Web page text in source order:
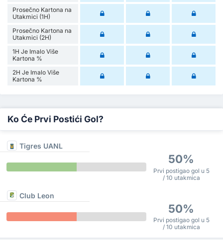
Prosečno Kartona na
Utakmici (1H)
Prosečno Kartona na
Utakmici (2H)
1H Je Imalo Više
Kartona %
2H Je Imalo Više
Kartona %
Ko Će Prvi Postići Gol?
Tigres UANL
50%
Prvi postigao gol u 5
/ 10 utakmica
Club Leon
50%
Prvi postigao gol u 5
/ 10 utakmica